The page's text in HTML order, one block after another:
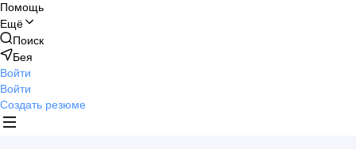
Помощь
Ещё
Поиск
Бея
Войти
Войти
Создать резюме